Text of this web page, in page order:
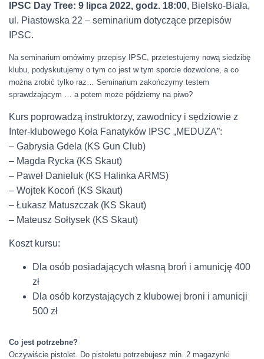
IPSC Day Tree: 9 lipca 2022, godz. 18:00, Bielsko-Biała,
ul. Piastowska 22 – seminarium dotyczące przepisów
IPSC.
Na seminarium omówimy przepisy IPSC, przetestujemy nową siedzibę
klubu, podyskutujemy o tym co jest w tym sporcie dozwolone, a co
można zrobić tylko raz… Seminarium zakończymy testem
sprawdzającym … a potem może pójdziemy na piwo?
Kurs poprowadzą instruktorzy, zawodnicy i sędziowie z
Inter-klubowego Koła Fanatyków IPSC „MEDUZA”:
– Gabrysia Gdela (KS Gun Club)
– Magda Rycka (KS Skaut)
– Paweł Danieluk (KS Halinka ARMS)
– Wojtek Kocoń (KS Skaut)
– Łukasz Matuszczak (KS Skaut)
– Mateusz Sołtysek (KS Skaut)
Koszt kursu:
Dla osób posiadających własną broń i amunicję 400
zł
Dla osób korzystających z klubowej broni i amunicji
500 zł
Co jest potrzebne?
Oczywiście pistolet. Do pistoletu potrzebujesz min. 2 magazynki